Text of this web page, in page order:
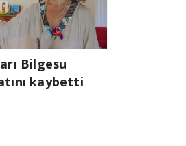
Bilgesu
kaybetti